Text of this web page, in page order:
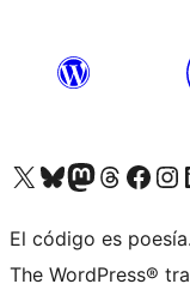
Visita nuestra cuenta de X (anteriormente Twitter)
Visita nuestra cuenta de Bluesky
Visita nuestra cuenta de
Visita nuestra cuenta de
Visita nuestra
Visita
El código es poesía.
The WordPress®